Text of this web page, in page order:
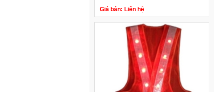
Giá bán: Liên hệ